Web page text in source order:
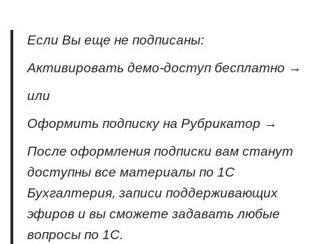
Если Вы еще не подписаны:
Активировать демо-доступ бесплатно →
или
Оформить подписку на Рубрикатор →
После оформления подписки вам станут
доступны все материалы по 1С
Бухгалтерия, записи поддерживающих
эфиров и вы сможете задавать любые
вопросы по 1С.